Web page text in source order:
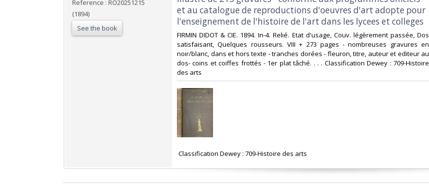
Reference : RO20251215
(1894)
See the book
et au catalogue de reproductions d'oeuvres d'art adopte pour
l'enseignement de l'histoire de l'art dans les lycees et colleges‎
‎FIRMIN DIDOT & CIE. 1894. In-4. Relié. Etat d'usage, Couv. légèrement passée, Dos
satisfaisant, Quelques rousseurs. VIII + 273 pages - nombreuses gravures en
noir/blanc, dans et hors texte - tranches dorées - fleuron, titre, auteur et editeur au
dos- coins et coiffes frottés - 1er plat tâché. . . . Classification Dewey : 709-Histoire
des arts‎
‎ Classification Dewey : 709-Histoire des arts‎